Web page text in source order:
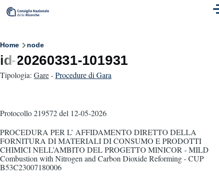
Skip to main content
Breadcrumb
Home node
id-20260331-101931
Tipologia: Gare-Procedure di Gara
Protocollo 219572del 12-05-2026
PROCEDURA PER L’ AFFIDAMENTO DIRETTO DELLA
FORNITURA DI MATERIALI DI CONSUMO E PRODOTTI
CHIMICI NELL’AMBITO DEL PROGETTO MINICOR - MILD
Combustion with Nitrogen and Carbon Dioxide Reforming - CUP
B53C23007180006